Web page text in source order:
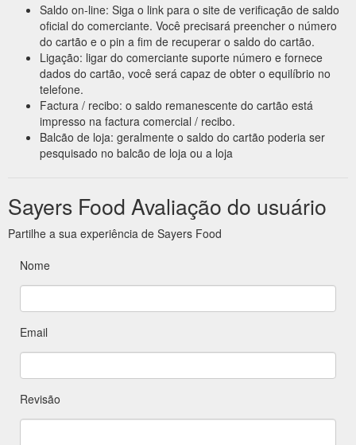
Saldo on-line: Siga o link para o site de verificação de saldo
oficial do comerciante. Você precisará preencher o número
do cartão e o pin a fim de recuperar o saldo do cartão.
Ligação: ligar do comerciante suporte número e fornece
dados do cartão, você será capaz de obter o equilíbrio no
telefone.
Factura / recibo: o saldo remanescente do cartão está
impresso na factura comercial / recibo.
Balcão de loja: geralmente o saldo do cartão poderia ser
pesquisado no balcão de loja ou a loja
Sayers Food Avaliação do usuário
Partilhe a sua experiência de Sayers Food
Nome
Email
Revisão